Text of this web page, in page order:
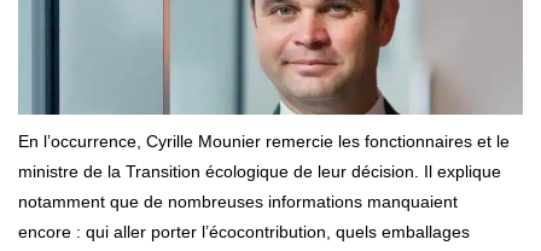
En l’occurrence, Cyrille Mounier remercie les fonctionnaires et le
ministre de la Transition écologique de leur décision. Il explique
notamment que de nombreuses informations manquaient
encore : qui aller porter l’écocontribution, quels emballages